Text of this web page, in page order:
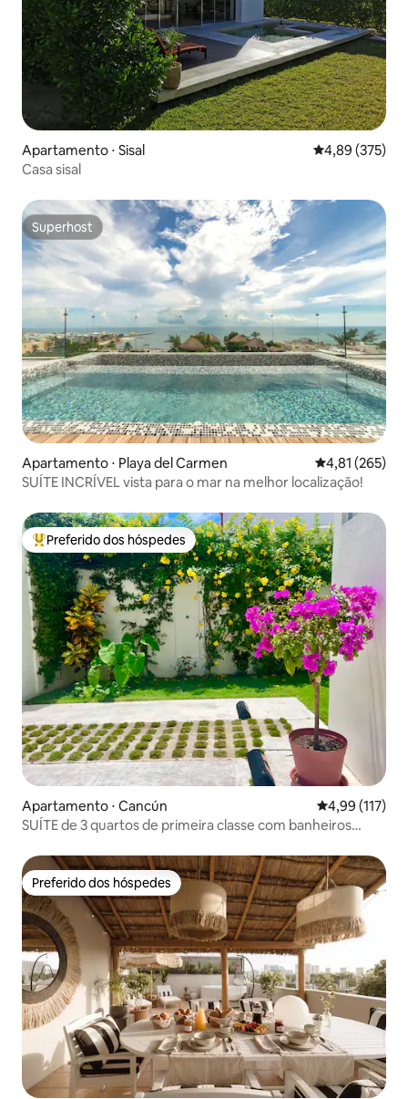
Apartamento ⋅ Sisal 4,89 de uma
4,89 (375)
Casa sisal
Superhost
Superhost
Apartamento ⋅ Playa del Carmen 4,81 de uma
4,81 (265)
SUÍTE INCRÍVEL vista para o mar na melhor localização!
Entre os melhores preferidos dos hóspedes
Preferido dos hóspedes
Apartamento ⋅ Cancún 4,99 de uma
4,99 (117)
SUÍTE de 3 quartos de primeira classe com banheiros
Preferido dos hóspedes
Preferido dos hóspedes